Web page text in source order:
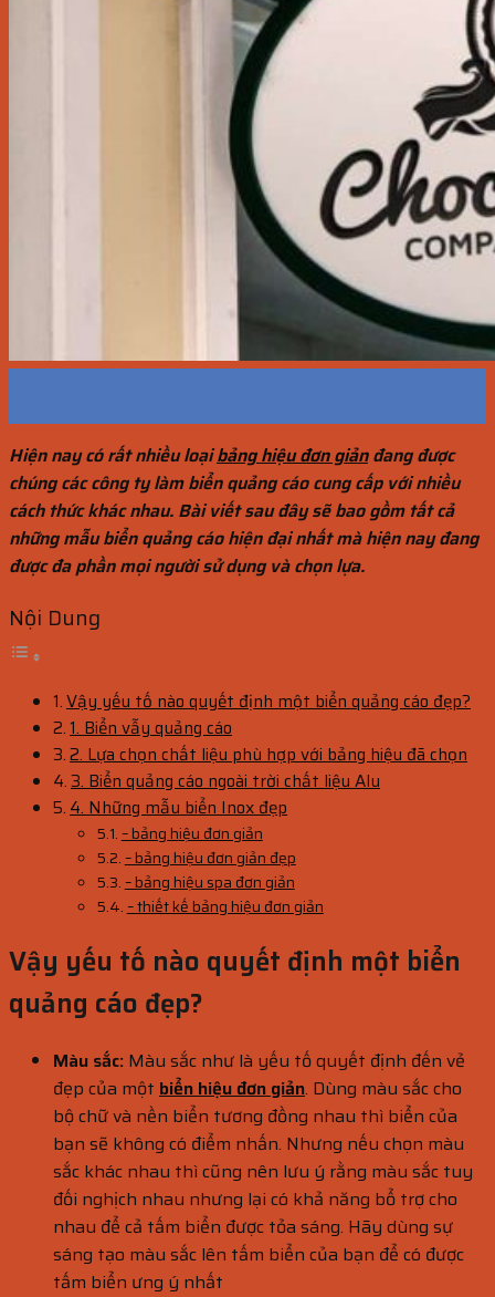
Hiện nay có rất nhiều loạibảng hiệu đơn giảnđang được
chúng các công ty làm biển quảng cáo cung cấp với nhiều
cách thức khác nhau. Bài viết sau đây sẽ bao gồm tất cả
những mẫu biển quảng cáo hiện đại nhất mà hiện nay đang
được đa phần mọi người sử dụng và chọn lựa.
Nội Dung
Vậy yếu tố nào quyết định một biển quảng cáo đẹp?
1. Biển vẫy quảng cáo
2. Lựa chọn chất liệu phù hợp với bảng hiệu đã chọn
3. Biển quảng cáo ngoài trời chất liệu Alu
4. Những mẫu biển Inox đẹp
– bảng hiệu đơn giản
– bảng hiệu đơn giản đẹp
– bảng hiệu spa đơn giản
– thiết kế bảng hiệu đơn giản
Vậy yếu tố nào quyết định một biển
quảng cáo đẹp?
Màu sắc: Màu sắc như là yếu tố quyết định đến vẻ
đẹp của một biển hiệu đơn giản. Dùng màu sắc cho
bộ chữ và nền biển tương đồng nhau thì biển của
bạn sẽ không có điểm nhấn. Nhưng nếu chọn màu
sắc khác nhau thì cũng nên lưu ý rằng màu sắc tuy
đối nghịch nhau nhưng lại có khả năng bổ trợ cho
nhau để cả tấm biển được tỏa sáng. Hãy dùng sự
sáng tạo màu sắc lên tấm biển của bạn để có được
tấm biển ưng ý nhất